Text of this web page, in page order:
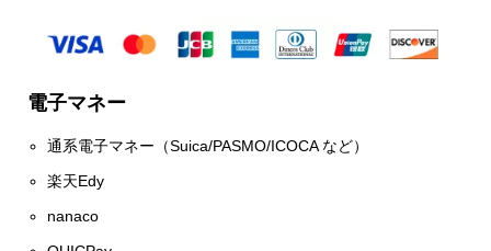
電子マネー
通系電子マネー（Suica/PASMO/ICOCA など）
楽天Edy
nanaco